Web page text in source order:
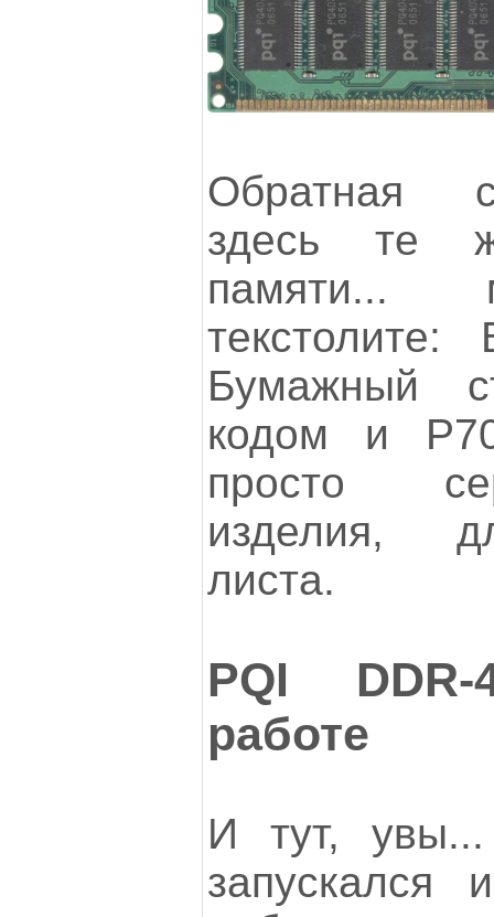
Обратная
здесь те
памяти...
Бумажный
кодом и
просто
изделия,
листа.
PQI
работе
И тут,
запускался